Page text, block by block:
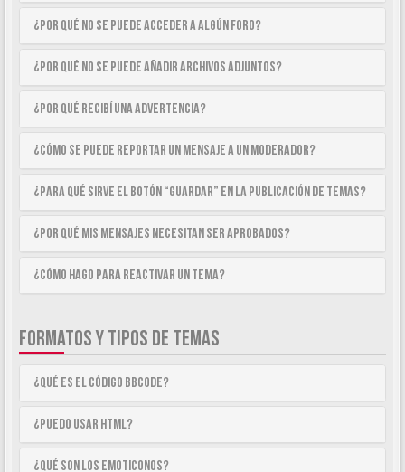
¿Por qué no se puede acceder a algún foro?
¿Por qué no se puede añadir archivos adjuntos?
¿Por qué recibí una advertencia?
¿Cómo se puede reportar un mensaje a un moderador?
¿Para qué sirve el botón “Guardar” en la publicación de temas?
¿Por qué mis mensajes necesitan ser aprobados?
¿Cómo hago para reactivar un tema?
FORMATOS Y TIPOS DE TEMAS
¿Qué es el código BBCode?
¿Puedo usar HTML?
¿Qué son los emoticonos?